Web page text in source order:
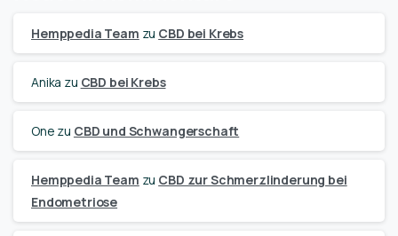
Hemppedia Team zu CBD bei Krebs
Anika zu CBD bei Krebs
One zu CBD und Schwangerschaft
Hemppedia Team zu CBD zur Schmerzlinderung bei
Endometriose